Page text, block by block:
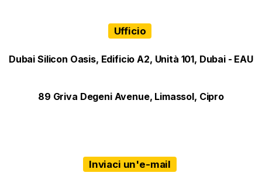
Ufficio
Dubai Silicon Oasis, Edificio A2, Unità 101, Dubai - EAU
89 Griva Degeni Avenue, Limassol, Cipro
Inviaci un'e-mail